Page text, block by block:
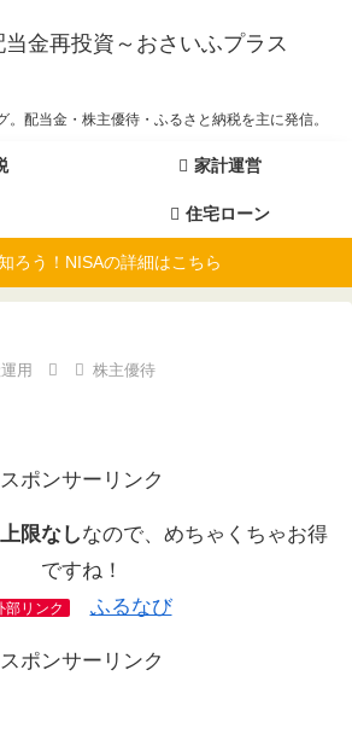
当金再投資～おさいふプラス
。配当金・株主優待・ふるさと納税を主に発信。
家計運営
住宅ローン
ろう！NISAの詳細はこちら
用 株主優待
スポンサーリンク
上限なしなので、めちゃくちゃお得
ですね！
部リンク ふるなび
スポンサーリンク